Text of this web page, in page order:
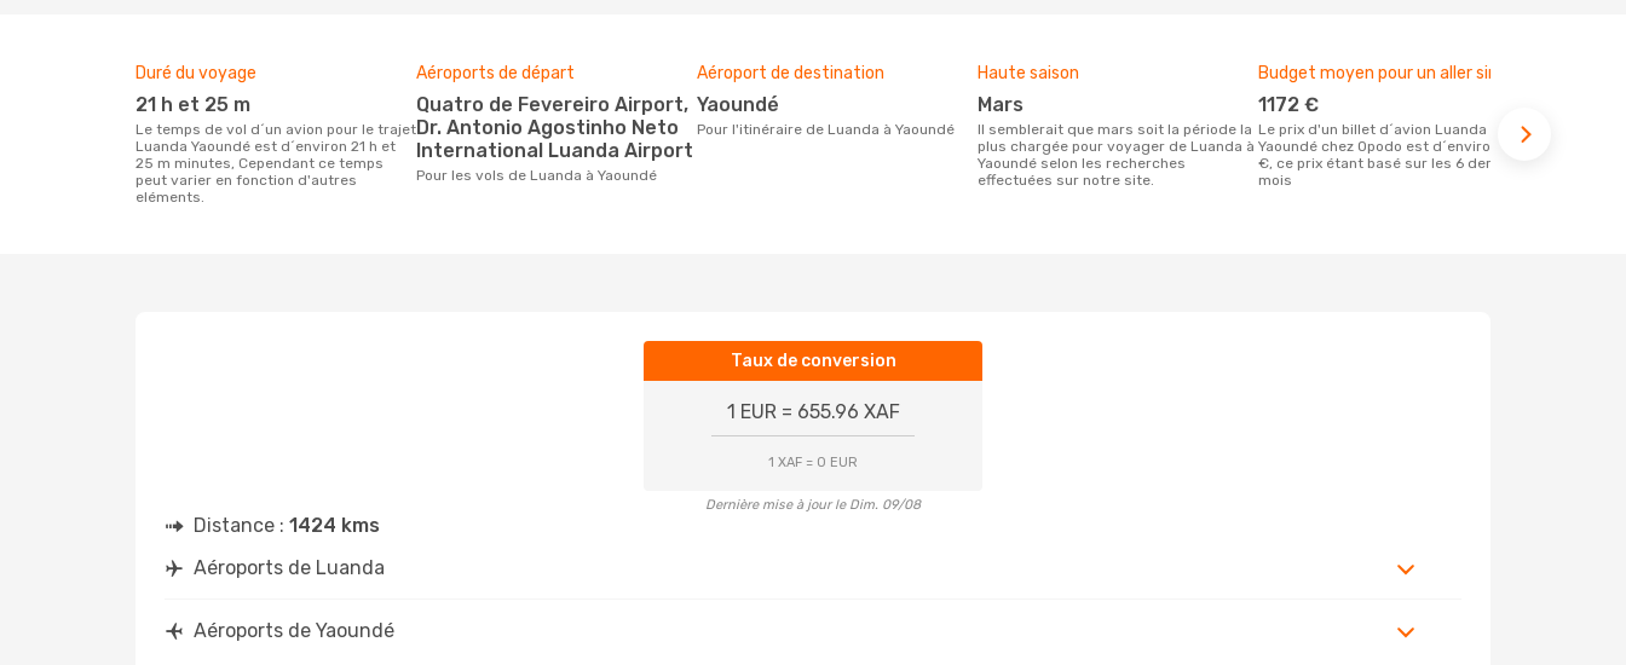
Duré du voyage
21 h et 25 m
Le temps de vol d´un avion pour le trajet
Luanda Yaoundé est d´environ 21 h et
25 m minutes, Cependant ce temps
peut varier en fonction d'autres
eléments.
Aéroports de départ
Quatro de Fevereiro Airport,
Dr. Antonio Agostinho Neto
International Luanda Airport
Pour les vols de Luanda à Yaoundé
Aéroport de destination
Yaoundé
Pour l'itinéraire de Luanda à Yaoundé
Haute saison
mars
Il semblerait que mars soit la période la
plus chargée pour voyager de Luanda à
Yaoundé selon les recherches
effectuées sur notre site.
Budget moyen pour un aller simple
1172 €
Le prix d'un billet d´avion Luanda -
Yaoundé chez Opodo est d´environ 1172
€, ce prix étant basé sur les 6 derniers
mois
Taux de conversion
1 EUR = 655.96 XAF
1 XAF = 0 EUR
Dernière mise à jour le Dim. 09/08
Distance : 1424 kms
Aéroports de Luanda
Aéroports de Yaoundé